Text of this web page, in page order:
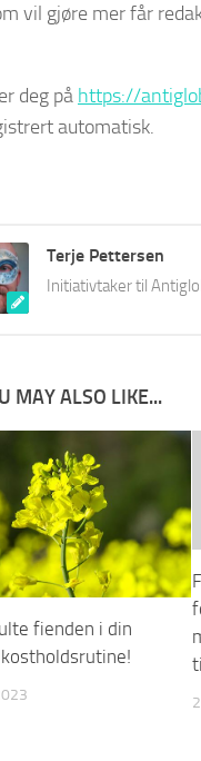
vil gjøre mer får
deg på https://
automatisk.
Terje Pettersen
Initiativtaker til
MAY ALSO LIKE...
fienden i din